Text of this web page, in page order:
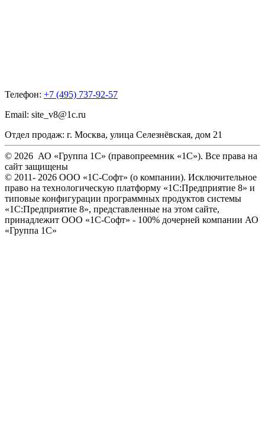
Телефон: +7 (495) 737-92-57
Email: site_v8@1c.ru
Отдел продаж: г. Москва, улица Селезнёвская, дом 21
© 2026 АО «Группа 1С» (правопреемник «1С»). Все права на
сайт защищены
© 2011- 2026 ООО «1С-Софт» (о компании). Исключительное
право на технологическую платформу «1С:Предприятие 8» и
типовые конфигурации программных продуктов системы
«1С:Предприятие 8», представленные на этом сайте,
принадлежит ООО «1С-Софт» - 100% дочерней компании АО
«Группа 1С»